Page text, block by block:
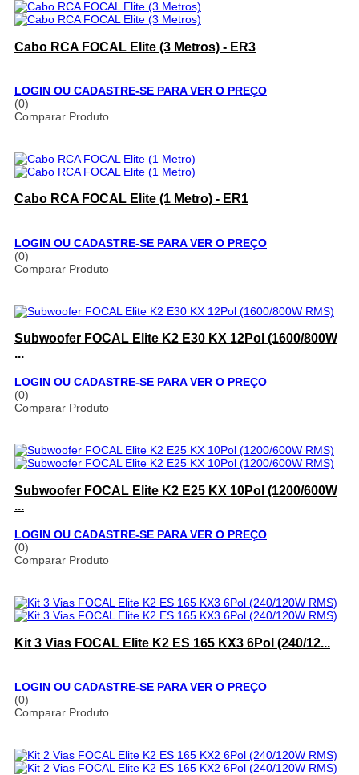
Cabo RCA FOCAL Elite (3 Metros) - ER3
LOGIN OU CADASTRE-SE PARA VER O PREÇO
(0)
Comparar Produto
Cabo RCA FOCAL Elite (1 Metro) - ER1
LOGIN OU CADASTRE-SE PARA VER O PREÇO
(0)
Comparar Produto
Subwoofer FOCAL Elite K2 E30 KX 12Pol (1600/800W
...
LOGIN OU CADASTRE-SE PARA VER O PREÇO
(0)
Comparar Produto
Subwoofer FOCAL Elite K2 E25 KX 10Pol (1200/600W
...
LOGIN OU CADASTRE-SE PARA VER O PREÇO
(0)
Comparar Produto
Kit 3 Vias FOCAL Elite K2 ES 165 KX3 6Pol (240/12...
LOGIN OU CADASTRE-SE PARA VER O PREÇO
(0)
Comparar Produto